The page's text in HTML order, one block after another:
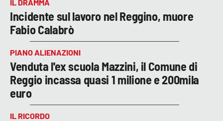
IL DRAMMA
Incidente sul lavoro nel Reggino, muore
Fabio Calabrò
PIANO ALIENAZIONI
Venduta l'ex scuola Mazzini, il Comune di
Reggio incassa quasi 1 milione e 200mila
euro
IL RICORDO